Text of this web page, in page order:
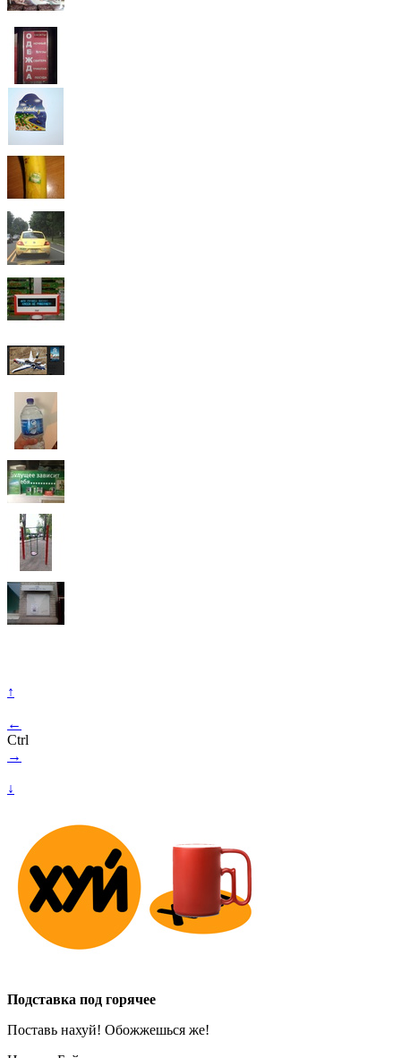
↑
←
Ctrl
→
↓
Подставка под горячее
Поставь нахуй! Обожжешься же!